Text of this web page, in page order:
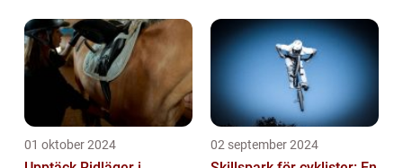
01 oktober 2024 02 september 2024